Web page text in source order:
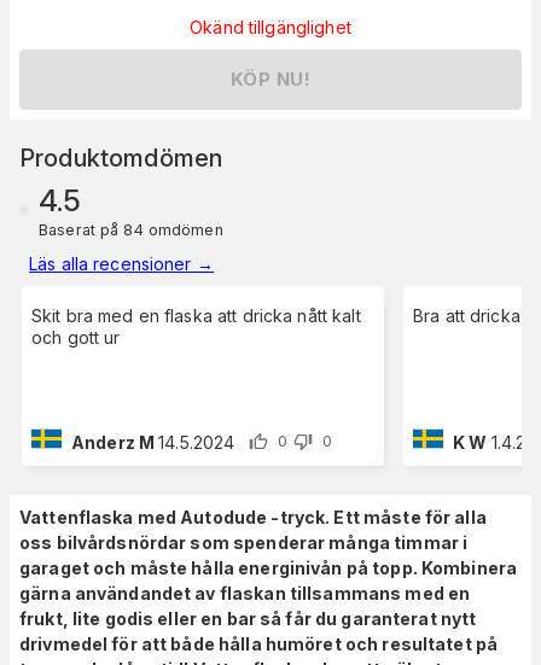
Okänd tillgänglighet
KÖP NU!
Produktomdömen
4.5
Baserat på 84 omdömen
Läs alla recensioner →
Skit bra med en flaska att dricka nått kalt
och gott ur
Anderz M 14.5.2024 0 0
Bra att dricka ur
K W
Vattenflaska med Autodude -tryck. Ett måste för alla
oss bilvårdsnördar som spenderar många timmar i
garaget och måste hålla energinivån på topp. Kombinera
gärna användandet av flaskan tillsammans med en
frukt, lite godis eller en bar så får du garanterat nytt
drivmedel för att både hålla humöret och resultatet på